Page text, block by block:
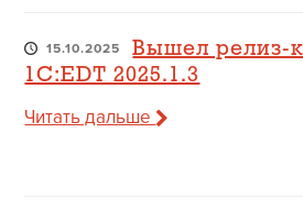
15.10.2025
Вышел релиз-
1C:EDT 2025.1.3
Читать дальше